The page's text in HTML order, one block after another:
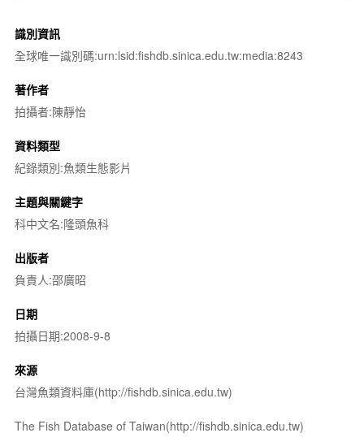
識別資訊
全球唯一識別碼:urn:lsid:fishdb.sinica.edu.tw:media:8243
著作者
拍攝者:陳靜怡
資料類型
紀錄類別:魚類生態影片
主題與關鍵字
科中文名:隆頭魚科
出版者
負責人:邵廣昭
日期
拍攝日期:2008-9-8
來源
台灣魚類資料庫(http://fishdb.sinica.edu.tw)
The Fish Database of Taiwan(http://fishdb.sinica.edu.tw)